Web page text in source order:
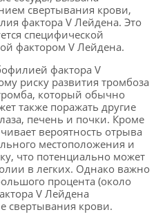
свертывания крови,
фактора V Лейдена. Это
специфической
фактором V Лейдена.
фактора V
риску развития тромбоза
который обычно
также поражать другие
печень и почки. Кроме
вероятность отрыва
местоположения и
что потенциально может
в легких. Однако важно
процента (около
V Лейдена
свертывания крови.